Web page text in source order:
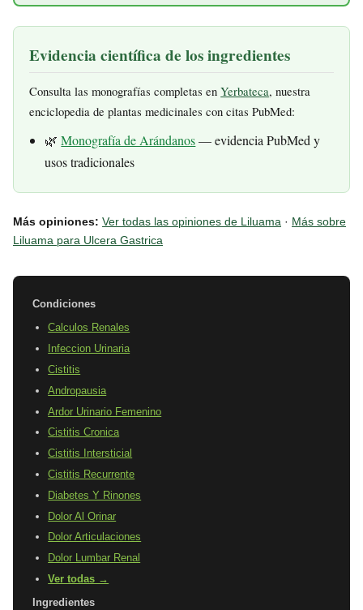
Evidencia científica de los ingredientes
Consulta las monografías completas enYerbateca, nuestra
enciclopedia de plantas medicinales con citas PubMed:
🌿Monografía de Arándanos— evidencia PubMed y
usos tradicionales
Más opiniones: Ver todas las opiniones de Liluama · Más sobre
Liluama para Ulcera Gastrica
Condiciones
Calculos Renales
Infeccion Urinaria
Cistitis
Andropausia
Ardor Urinario Femenino
Cistitis Cronica
Cistitis Intersticial
Cistitis Recurrente
Diabetes Y Rinones
Dolor Al Orinar
Dolor Articulaciones
Dolor Lumbar Renal
Ver todas →
Ingredientes